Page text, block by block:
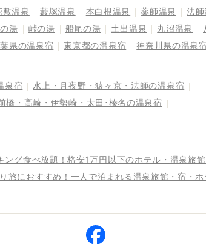
敷温泉 藪塚温泉 本白根温泉 薬師温泉 法師
湯 峠の湯 船尾の湯 土出温泉 丸沼温泉
県の温泉宿 東京都の温泉宿 神奈川県の温泉宿
泉宿
水上・月夜野・猿ヶ京・法師の温泉宿
橋・高崎・伊勢崎・太田･榛名の温泉宿
ング食べ放題！格安1万円以下のホテル・温泉旅
旅におすすめ！一人で泊まれる温泉旅館・宿・ホ